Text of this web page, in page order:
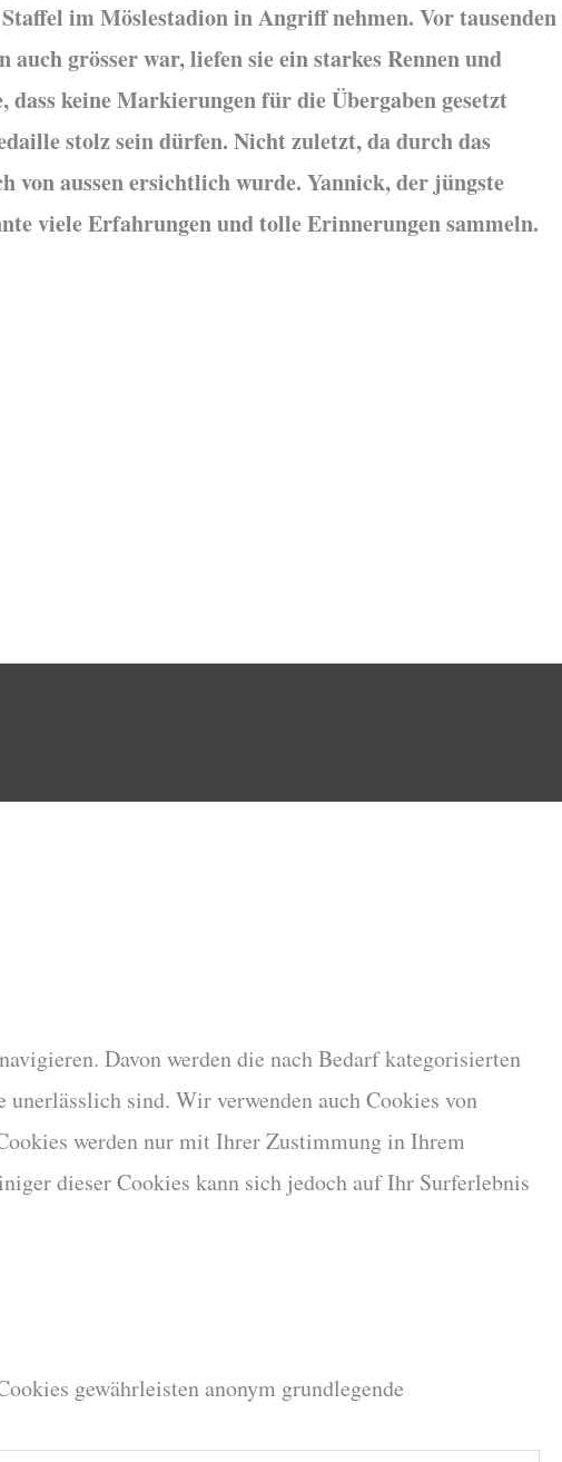
im Möslestadion in Angriff nehmen. Vor tausenden
grösser war, liefen sie ein starkes Rennen und
keine Markierungen für die Übergaben gesetzt
stolz sein dürfen. Nicht zuletzt, da durch das
von aussen ersichtlich wurde. Yannick, der jüngste
viele Erfahrungen und tolle Erinnerungen sammeln.
Davon werden die nach Bedarf kategorisierten
sind. Wir verwenden auch Cookies von
werden nur mit Ihrer Zustimmung in Ihrem
dieser Cookies kann sich jedoch auf Ihr Surferlebnis
gewährleisten anonym grundlegende